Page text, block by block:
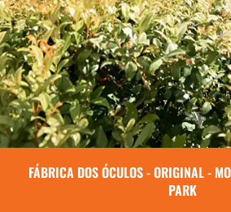
FÁBRICA DOS ÓCULOS - ORIGINAL -
PARK